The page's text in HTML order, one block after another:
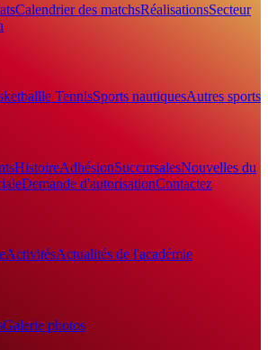
Calendrier des matchsRéalisationsSecteur
le TennisSports nautiquesAutres sports
HistoireAdhésionSuccursalesNouvelles du
Demande d'autorisationContactez
ActivitésActualités de l'académie
Galerie photos